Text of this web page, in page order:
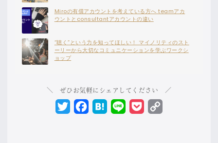
Miroの有償アカウントを考えている方へ teamアカ
ウントとconsultantアカウントの違い
“聴く”という力を知ってほしい！ マイノリティのスト
ーリーから大切なコミュニケーションを学ぶワークシ
ョップ
＼ ぜひお気軽にシェアしてください ／
TwitterFacebook
HatenaLine Pocket